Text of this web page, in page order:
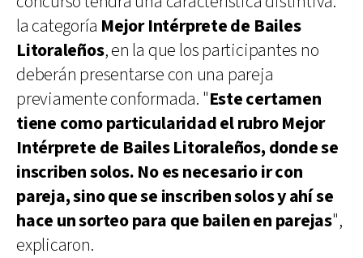
la categoría Mejor Intérprete de Bailes
Litoraleños, en la que los participantes no
deberán presentarse con una pareja
previamente conformada. "Este certamen
tiene como particularidad el rubro Mejor
Intérprete de Bailes Litoraleños, donde se
inscriben solos. No es necesario ir con
pareja, sino que se inscriben solos y ahí se
hace un sorteo para que bailen en parejas",
explicaron.